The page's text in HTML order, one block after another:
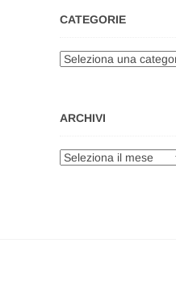
CATEGORIE
Categorie
ARCHIVI
Archivi